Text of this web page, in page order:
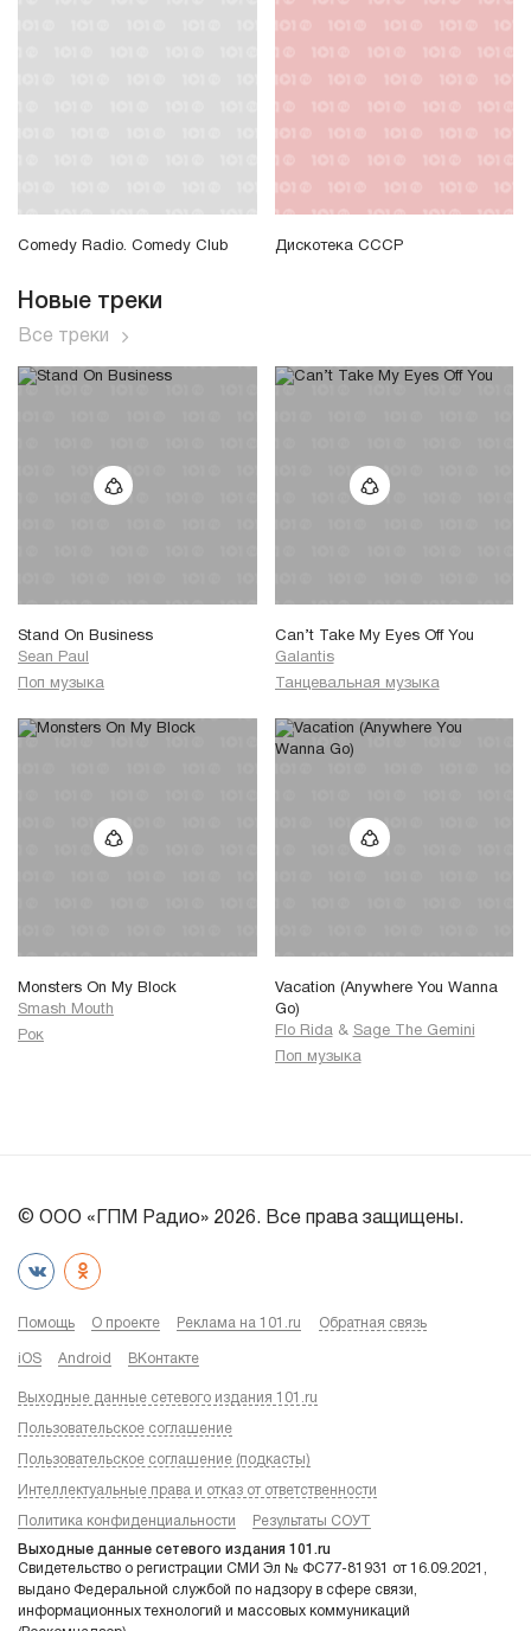
Comedy Radio. Comedy Club Дискотека СССР
Новые треки
Все треки
Stand On Business
Sean Paul
Поп музыка
Can’t Take My Eyes Off You
Galantis
Танцевальная музыка
Monsters On My Block
Smash Mouth
Рок
Vacation (Anywhere You Wanna
Go)
Flo Rida & Sage The Gemini
Поп музыка
© ООО «ГПМ Радио» 2026. Все права защищены.
Помощь О проекте Реклама на 101.ru Обратная связь
iOS Android ВКонтакте
Выходные данные сетевого издания 101.ru
Пользовательское соглашение
Пользовательское соглашение (подкасты)
Интеллектуальные права и отказ от ответственности
Политика конфиденциальности Результаты СОУТ
Выходные данные сетевого издания 101.ru
Свидетельство о регистрации СМИ Эл № ФС77-81931 от 16.09.2021,
выдано Федеральной службой по надзору в сфере связи,
информационных технологий и массовых коммуникаций